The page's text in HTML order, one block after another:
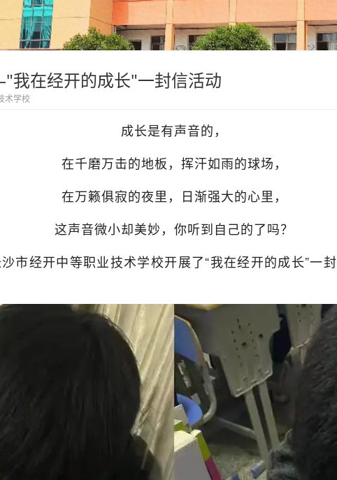
在经开的成长"一封信活动
术学校
成长是有声音的，
在千磨万击的地板，挥汗如雨的球场，
在万籁俱寂的夜里，日渐强大的心里，
这声音微小却美妙，你听到自己的了吗？
经开中等职业技术学校开展了“我在经开的成长”一